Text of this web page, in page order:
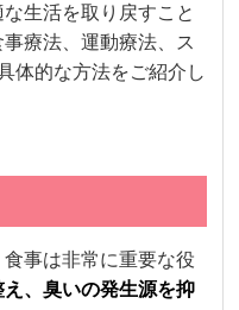
生活を取り戻すこと
療法、運動療法、ス
体的な方法をご紹介し
事は非常に重要な役
、臭いの発生源を抑